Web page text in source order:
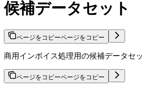
候補データセット
ページをコピーページをコピー
商用インボイス処理用の候補データセ
ページをコピーページをコピー